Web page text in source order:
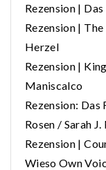
Rezension |
Rezension |
Herzel
Rezension |
Maniscalco
Rezension: Das
Rosen / Sarah J.
Rezension |
Wieso Own